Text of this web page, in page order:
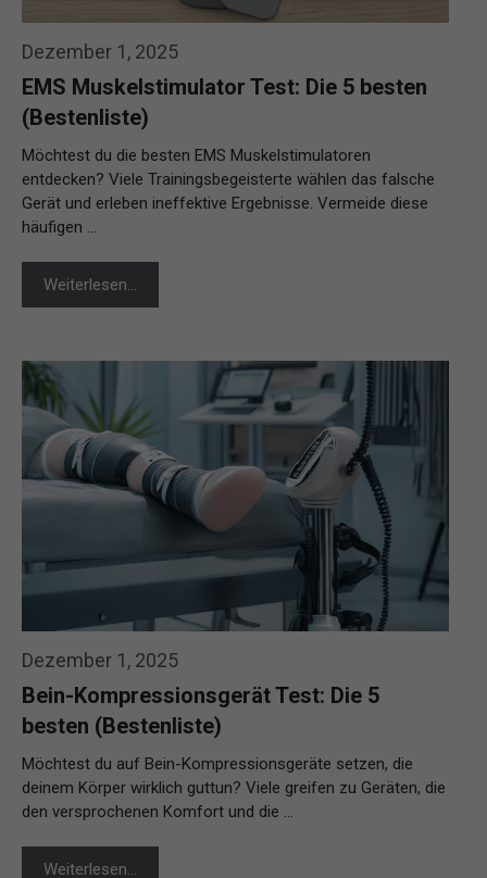
Dezember 1, 2025
EMS Muskelstimulator Test: Die 5 besten
(Bestenliste)
Möchtest du die besten EMS Muskelstimulatoren
entdecken? Viele Trainingsbegeisterte wählen das falsche
Gerät und erleben ineffektive Ergebnisse. Vermeide diese
häufigen …
Weiterlesen…
Dezember 1, 2025
Bein-Kompressionsgerät Test: Die 5
besten (Bestenliste)
Möchtest du auf Bein-Kompressionsgeräte setzen, die
deinem Körper wirklich guttun? Viele greifen zu Geräten, die
den versprochenen Komfort und die …
Weiterlesen…